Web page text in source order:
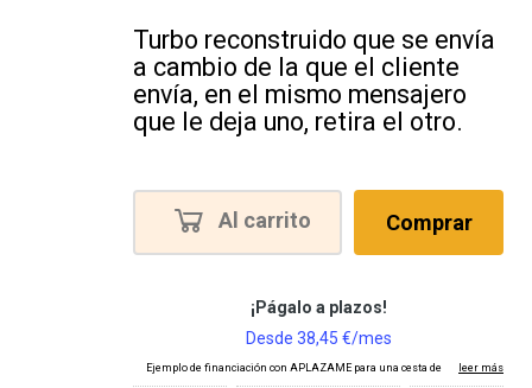
Turbo reconstruido que se envía
a cambio de la que el cliente
envía, en el mismo mensajero
que le deja uno, retira el otro.
Al carrito Comprar